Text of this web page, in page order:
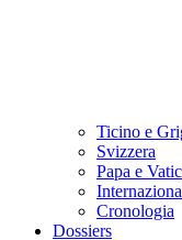
Ticino e
Svizzera
Papa e
Cronologia
Dossiers